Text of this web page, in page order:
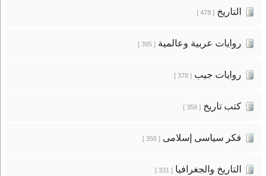
التاريخ[ 478 ]
روايات عربية وعالمية[ 395 ]
روايات جيب[ 378 ]
كتب تاريخ[ 359 ]
فكر سياسى إسلامى[ 356 ]
التاريخ والجغرافيا[ 331 ]